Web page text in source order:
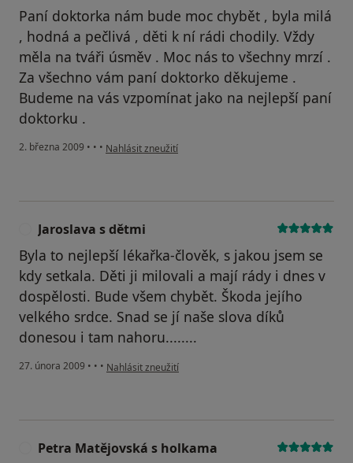
Paní doktorka nám bude moc chybět , byla milá
, hodná a pečlivá , děti k ní rádi chodily. Vždy
měla na tváři úsměv . Moc nás to všechny mrzí .
Za všechno vám paní doktorko děkujeme .
Budeme na vás vzpomínat jako na nejlepší paní
doktorku .
2. března 2009 • • • podle názoru uživatele Jana s rodinou
Nahlásit zneužití
Jaroslava s dětmi
Byla to nejlepší lékařka-člověk, s jakou jsem se
kdy setkala. Děti ji milovali a mají rády i dnes v
dospělosti. Bude všem chybět. Škoda jejího
velkého srdce. Snad se jí naše slova díků
donesou i tam nahoru........
27. února 2009 • • • podle názoru uživatele Jaroslava s dětmi
Nahlásit zneužití
Petra Matějovská s holkama